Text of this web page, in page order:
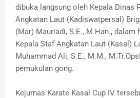
dibuka langsung oleh Kepala Dinas
Angkatan Laut (Kadiswatpersal)
(Mar) Mauriadi, S.E., M.Han., dalam
Kepala Staf Angkatan Laut (Kasal)
Muhammad Ali, S.E., M.M.,
pemukulan gong.
Kejurnas Karate Kasal Cup IV